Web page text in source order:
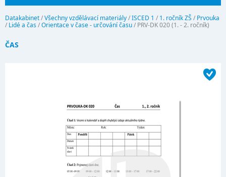
Datakabinet/Všechny vzdělávací materiály/ISCED 1 / 1. ročník ZŠ / Prvouka
/ Lidé a čas/Orientace v čase - určování času/ PRV-DK 020 (1. - 2. ročník)
ČAS